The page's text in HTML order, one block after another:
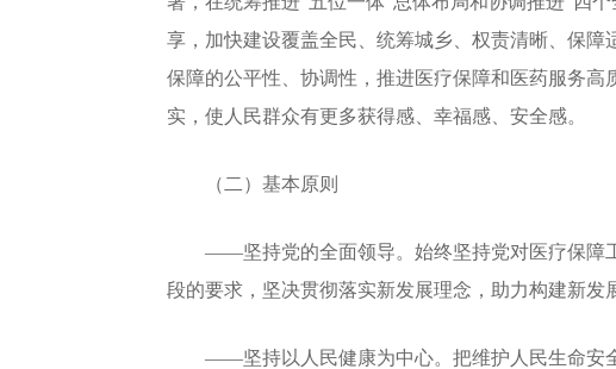
享，加快建设覆盖全民、统筹城乡、权责清晰、保
保障的公平性、协调性，推进医疗保障和医药服务
实，使人民群众有更多获得感、幸福感、安全感。
（二）基本原则
——坚持党的全面领导。始终坚持党对医疗保障工
段的要求，坚决贯彻落实新发展理念，助力构建新发
——坚持以人民健康为中心。把维护人民生命安全